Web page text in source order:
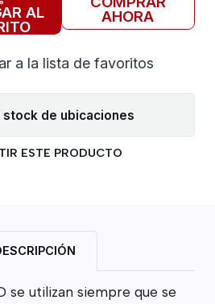
AL AHORA
a la lista de favoritos
de ubicaciones
ESTE PRODUCTO
se utilizan siempre que se